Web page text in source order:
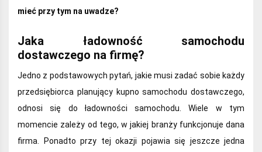
mieć przy tym na uwadze?
Jaka ładowność samochodu
dostawczego na firmę?
Jedno z podstawowych pytań, jakie musi zadać sobie każdy
przedsiębiorca planujący kupno samochodu dostawczego,
odnosi się do ładowności samochodu. Wiele w tym
momencie zależy od tego, w jakiej branży funkcjonuje dana
firma. Ponadto przy tej okazji pojawia się jeszcze jedna